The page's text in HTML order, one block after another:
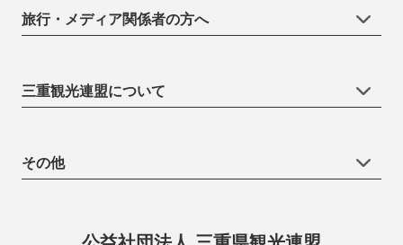
旅行・メディア関係者の方へ
三重観光連盟について
その他